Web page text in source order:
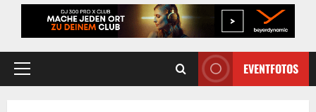
Primary
EVENTFOTOS